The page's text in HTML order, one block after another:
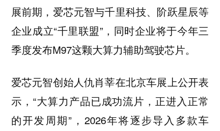
展前期，爱芯元智与千里科技、阶跃星辰等
企业成立“千里联盟”，同时企业将于今年三
季度发布M97这颗大算力辅助驾驶芯片。
爱芯元智创始人仇肖莘在北京车展上公开表
示，“大算力产品已成功流片，正进入正常
的开发周期”，2026年将逐步导入多款车